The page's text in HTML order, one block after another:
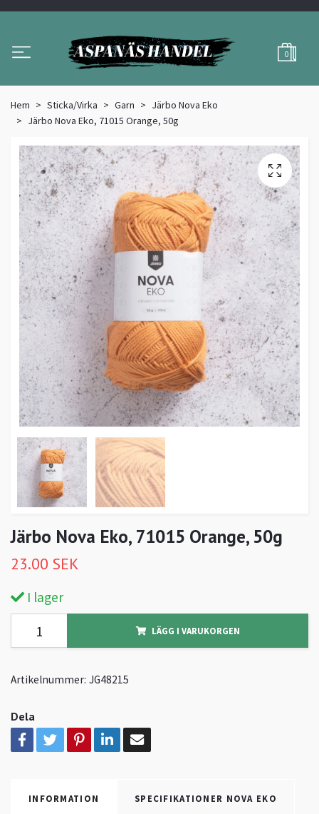
0
Hem Sticka/Virka Garn
Järbo Nova Eko
Järbo Nova Eko, 71015 Orange, 50g
Järbo Nova Eko, 71015 Orange, 50g
23.00 SEK
I lager
LÄGG I VARUKORGEN
Artikelnummer: JG48215
Dela
INFORMATION SPECIFIKATIONER NOVA EKO